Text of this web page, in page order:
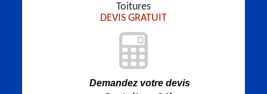
Toitures
DEVIS GRATUIT
Demandez votre devis